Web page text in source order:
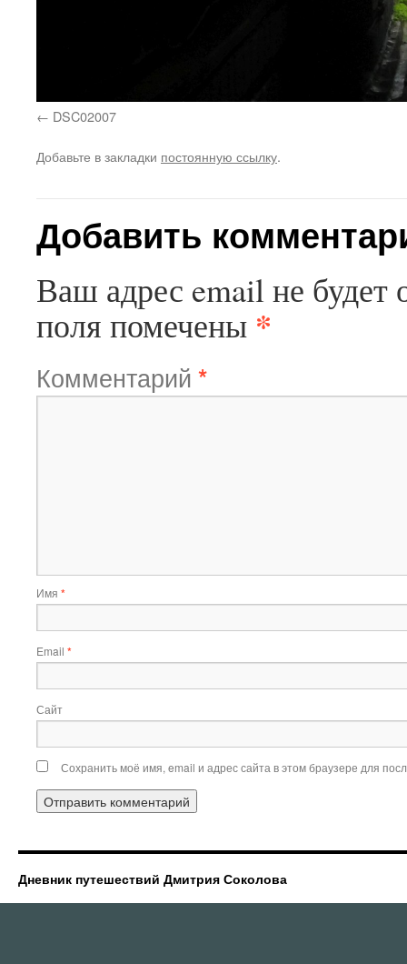
DSC02007
Добавьте в закладки постоянную ссылку.
Добавить
Ваш адрес email не будет
поля помечены *
Комментарий *
Имя *
Email *
Сайт
Сохранить моё имя, email и адрес сайта в этом браузере для
Дневник путешествий Дмитрия Соколова